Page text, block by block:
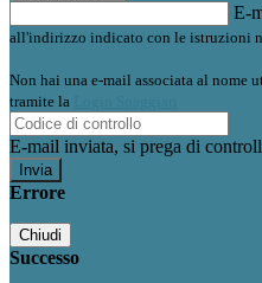
E-
all'indirizzo indicato con le istruzioni
Non hai una e-mail associata al nome
tramite la
E-mail inviata, si prega di
Errore
Chiudi
Successo